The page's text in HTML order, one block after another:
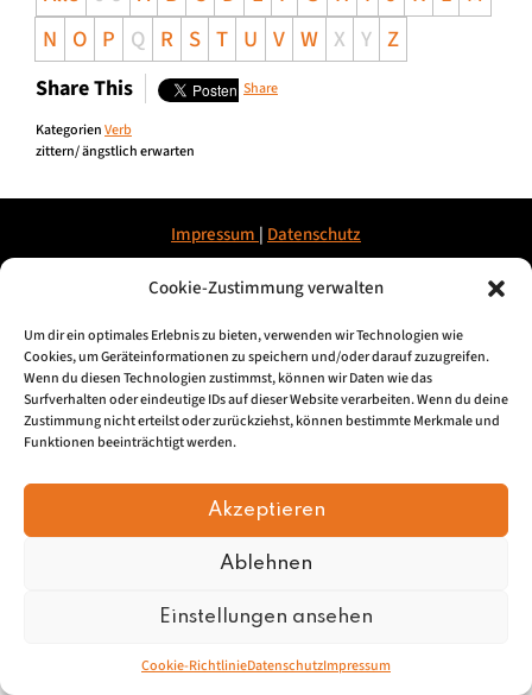
Cookie-Zustimmung verwalten
Um dir ein optimales Erlebnis zu bieten, verwenden wir Technologien wie
Cookies, um Geräteinformationen zu speichern und/oder darauf zuzugreifen.
Wenn du diesen Technologien zustimmst, können wir Daten wie das
Surfverhalten oder eindeutige IDs auf dieser Website verarbeiten. Wenn du deine
Zustimmung nicht erteilst oder zurückziehst, können bestimmte Merkmale und
Funktionen beeinträchtigt werden.
Akzeptieren
Ablehnen
Einstellungen ansehen
Cookie-RichtlinieDatenschutzImpressum
N O P Q R S T U V W X Y Z
Share This Share
KategorienVerb
zittern/ ängstlich erwarten
Impressum | Datenschutz
© 2026, Mundartretter.de